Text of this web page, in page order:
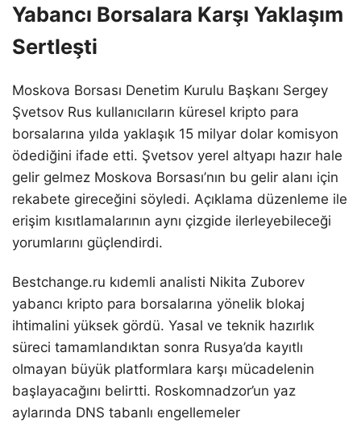
Yabancı Borsalara Karşı Yaklaşım
Sertleşti
Moskova Borsası Denetim Kurulu Başkanı Sergey
Şvetsov Rus kullanıcıların küresel kripto para
borsalarına yılda yaklaşık 15 milyar dolar komisyon
ödediğini ifade etti. Şvetsov yerel altyapı hazır hale
gelir gelmez Moskova Borsası’nın bu gelir alanı için
rekabete gireceğini söyledi. Açıklama düzenleme ile
erişim kısıtlamalarının aynı çizgide ilerleyebileceği
yorumlarını güçlendirdi.
Bestchange.ru kıdemli analisti Nikita Zuborev
yabancı kripto para borsalarına yönelik blokaj
ihtimalini yüksek gördü. Yasal ve teknik hazırlık
süreci tamamlandıktan sonra Rusya’da kayıtlı
olmayan büyük platformlara karşı mücadelenin
başlayacağını belirtti. Roskomnadzor’un yaz
aylarında DNS tabanlı engellemeler